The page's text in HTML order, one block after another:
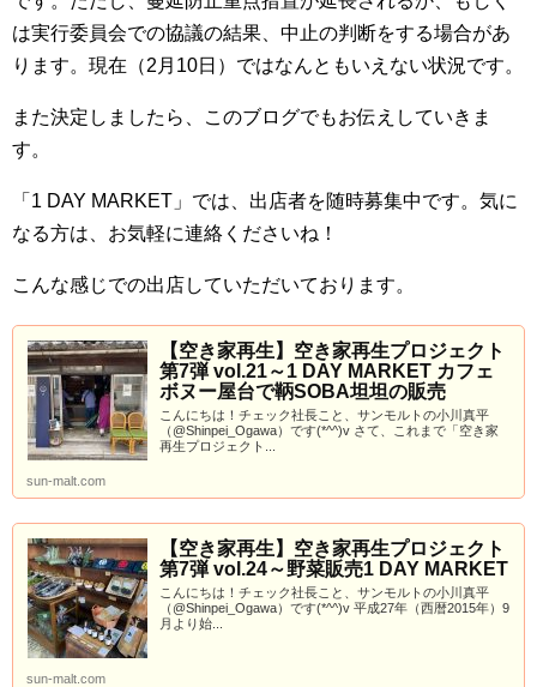
は実行委員会での協議の結果、中止の判断をする場合があ
ります。現在（2月10日）ではなんともいえない状況です。
また決定しましたら、このブログでもお伝えしていきま
す。
「1 DAY MARKET」では、出店者を随時募集中です。気に
なる方は、お気軽に連絡くださいね！
こんな感じでの出店していただいております。
【空き家再生】空き家再生プロジェクト
第7弾 vol.21～1 DAY MARKET カフェ
ボヌー屋台で鞆SOBA坦坦の販売
こんにちは！チェック社長こと、サンモルトの小川真平
（@Shinpei_Ogawa）です(*^^)v さて、これまで「空き家
再生プロジェクト...
sun-malt.com
【空き家再生】空き家再生プロジェクト
第7弾 vol.24～野菜販売1 DAY MARKET
こんにちは！チェック社長こと、サンモルトの小川真平
（@Shinpei_Ogawa）です(*^^)v 平成27年（西暦2015年）9
月より始...
sun-malt.com